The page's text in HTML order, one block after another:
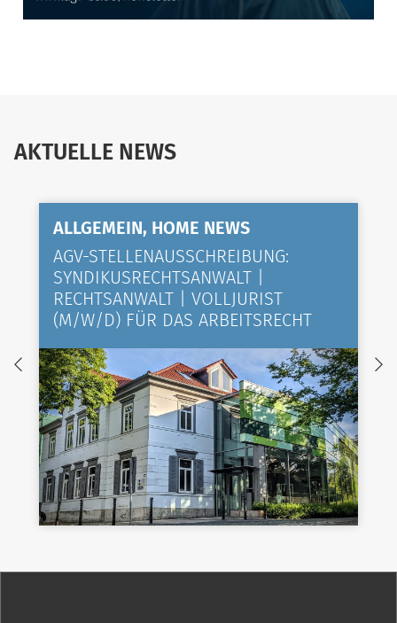
AKTUELLE NEWS
ALLGEMEIN, HOME NEWS
AGV-STELLENAUSSCHREIBUNG:
SYNDIKUSRECHTSANWALT |
RECHTSANWALT | VOLLJURIST
(M/W/D) FÜR DAS ARBEITSRECHT